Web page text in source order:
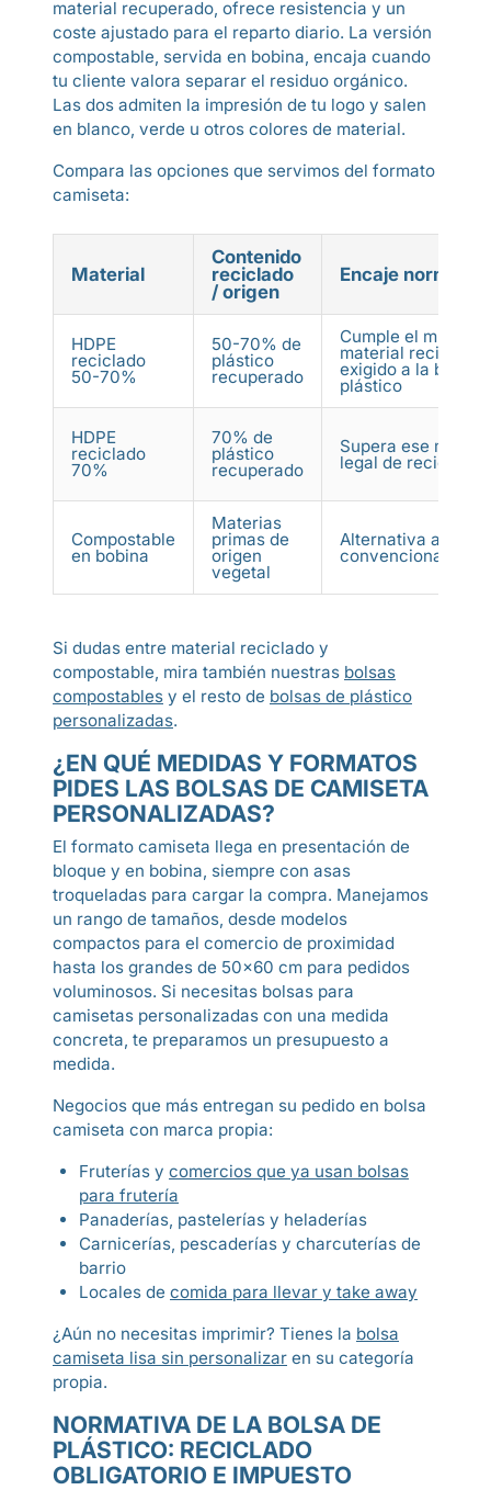
material recuperado, ofrece resistencia y un
coste ajustado para el reparto diario. La versión
compostable, servida en bobina, encaja cuando
tu cliente valora separar el residuo orgánico.
Las dos admiten la impresión de tu logo y salen
en blanco, verde u otros colores de material.
Compara las opciones que servimos del formato
camiseta:
Material
Contenido
reciclado
/ origen
Encaje
HDPE
reciclado
50-70%
50-70% de
plástico
recuperado
Cumple el mínimo
material reciclado
exigido a la bolsa
plástico
HDPE
reciclado
70%
70% de
plástico
recuperado
Supera ese mínimo
legal de reciclado
Compostable
en bobina
Materias
primas de
origen
vegetal
Alternativa al
convencional
Si dudas entre material reciclado y
compostable, mira también nuestras bolsas
compostables y el resto de bolsas de plástico
personalizadas.
¿EN QUÉ MEDIDAS Y FORMATOS
PIDES LAS BOLSAS DE CAMISETA
PERSONALIZADAS?
El formato camiseta llega en presentación de
bloque y en bobina, siempre con asas
troqueladas para cargar la compra. Manejamos
un rango de tamaños, desde modelos
compactos para el comercio de proximidad
hasta los grandes de 50x60 cm para pedidos
voluminosos. Si necesitas bolsas para
camisetas personalizadas con una medida
concreta, te preparamos un presupuesto a
medida.
Negocios que más entregan su pedido en bolsa
camiseta con marca propia:
Fruterías y comercios que ya usan bolsas
para frutería
Panaderías, pastelerías y heladerías
Carnicerías, pescaderías y charcuterías de
barrio
Locales de comida para llevar y take away
¿Aún no necesitas imprimir? Tienes la bolsa
camiseta lisa sin personalizar en su categoría
propia.
NORMATIVA DE LA BOLSA DE
PLÁSTICO: RECICLADO
OBLIGATORIO E IMPUESTO